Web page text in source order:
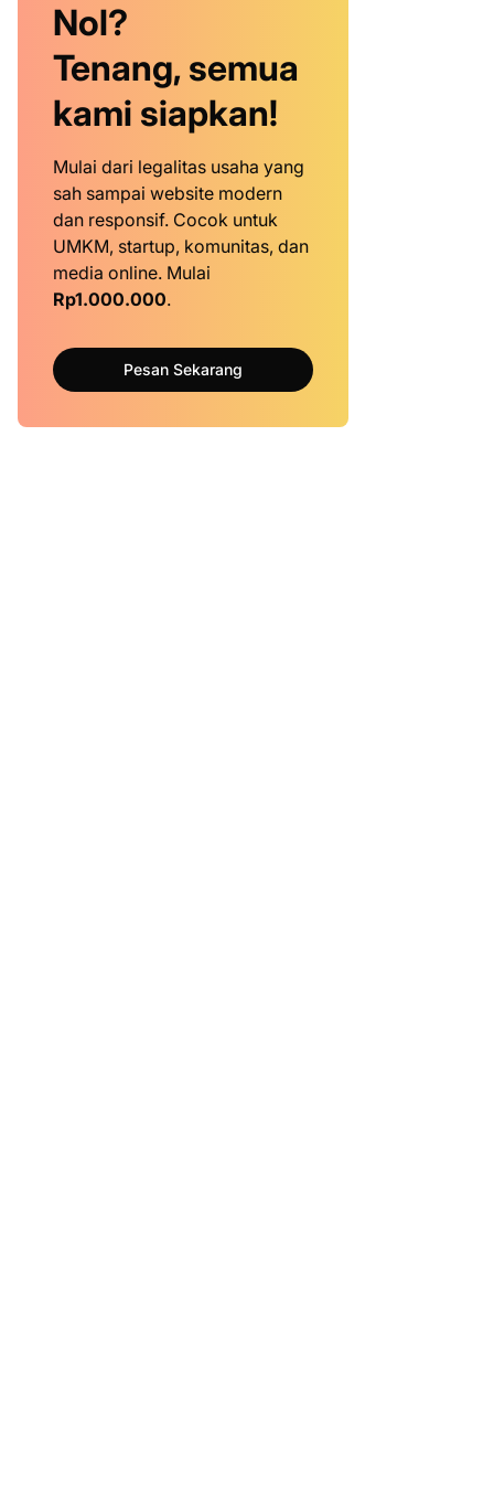
Nol?
Tenang, semua
kami siapkan!
Mulai dari legalitas usaha yang
sah sampai website modern
dan responsif. Cocok untuk
UMKM, startup, komunitas, dan
media online. Mulai
Rp1.000.000.
Pesan Sekarang